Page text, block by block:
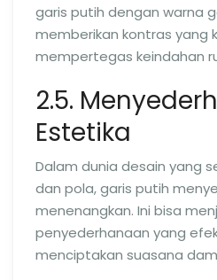
garis putih dengan warna
memberikan kontras yang
mempertegas keindahan
2.5.
Estetika
Dalam dunia desain yang
dan pola, garis putih
menenangkan. Ini bisa
penyederhanaan yang
menciptakan suasana